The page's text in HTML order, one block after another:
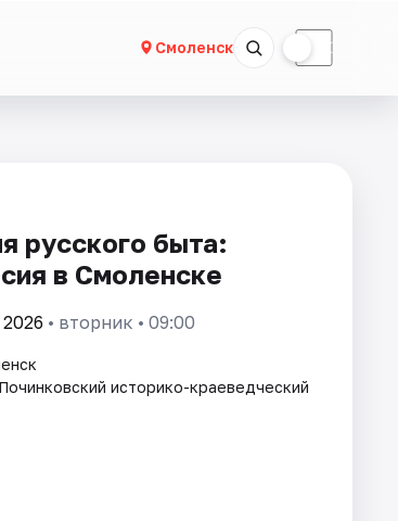
Смоленск ☾
русского быта:
в Смоленске
• вторник • 09:00
Починковский историко-краеведческий